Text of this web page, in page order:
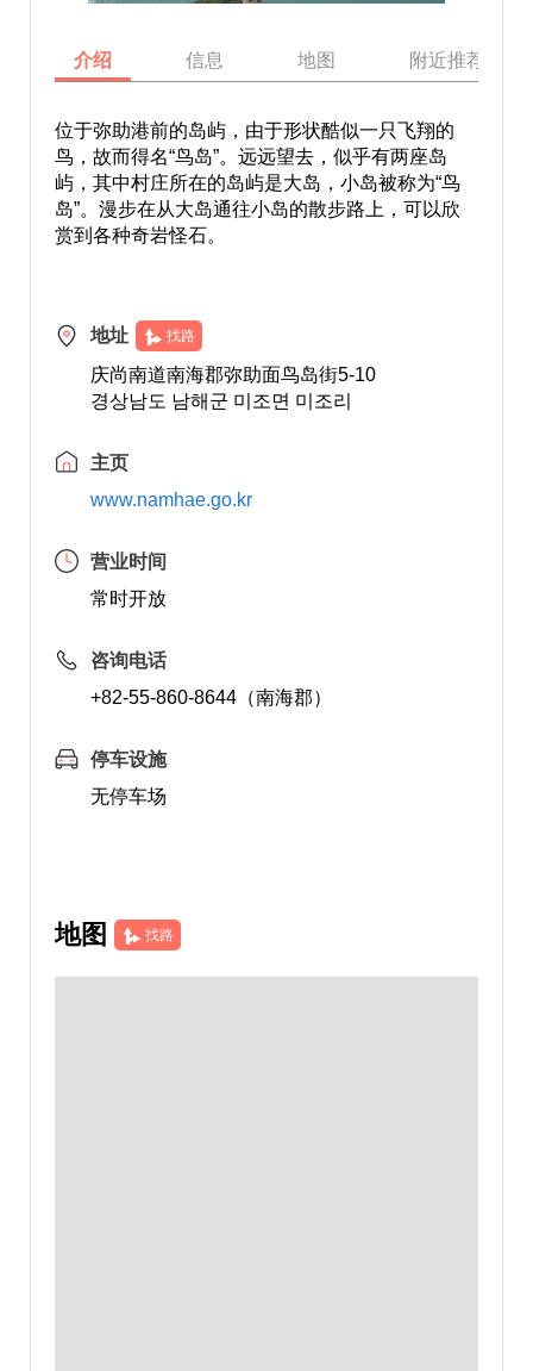
介绍 信息 地图 附近推荐景点
位于弥助港前的岛屿，由于形状酷似一只飞翔的
鸟，故而得名“鸟岛”。远远望去，似乎有两座岛
屿，其中村庄所在的岛屿是大岛，小岛被称为“鸟
岛”。漫步在从大岛通往小岛的散步路上，可以欣
赏到各种奇岩怪石。
地址 找路
庆尚南道南海郡弥助面鸟岛街5-10
경상남도 남해군 미조면 미조리
主页
www.namhae.go.kr
营业时间
常时开放
咨询电话
+82-55-860-8644（南海郡）
停车设施
无停车场
地图 找路